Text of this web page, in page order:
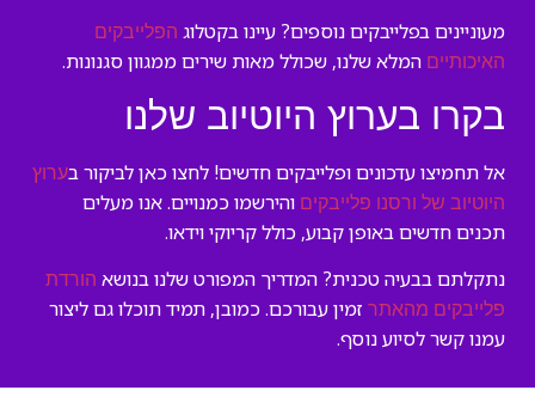
מעוניינים בפלייבקים נוספים? עיינו בקטלוג הפלייבקים
האיכותיים המלא שלנו, שכולל מאות שירים ממגוון סגנונות.
בקרו בערוץ היוטיוב שלנו
אל תחמיצו עדכונים ופלייבקים חדשים! לחצו כאן לביקור בערוץ
היוטיוב של ורסנו פלייבקים והירשמו כמנויים. אנו מעלים
תכנים חדשים באופן קבוע, כולל קריוקי וידאו.
נתקלתם בבעיה טכנית? המדריך המפורט שלנו בנושא הורדת
פלייבקים מהאתר זמין עבורכם. כמובן, תמיד תוכלו גם ליצור
עמנו קשר לסיוע נוסף.